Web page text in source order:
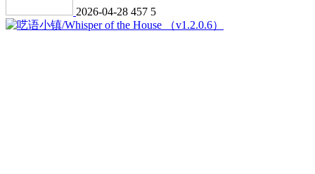
2026-04-28 457 5